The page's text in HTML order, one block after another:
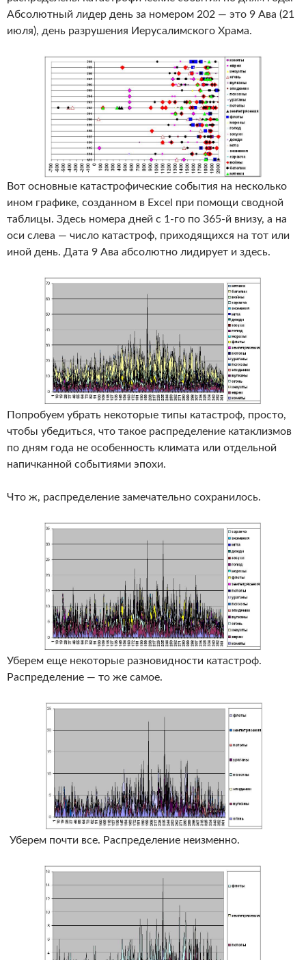
Абсолютный лидер день за номером 202 — это 9 Ава (21
июля), день разрушения Иерусалимского Храма.
Вот основные катастрофические события на несколько
ином графике, созданном в Excel при помощи сводной
таблицы. Здесь номера дней с 1-го по 365-й внизу, а на
оси слева — число катастроф, приходящихся на тот или
иной день. Дата 9 Ава абсолютно лидирует и здесь.
Попробуем убрать некоторые типы катастроф, просто,
чтобы убедиться, что такое распределение катаклизмов
по дням года не особенность климата или отдельной
напичканной событиями эпохи.
Что ж, распределение замечательно сохранилось.
Уберем еще некоторые разновидности катастроф.
Распределение — то же самое.
Уберем почти все. Распределение неизменно.